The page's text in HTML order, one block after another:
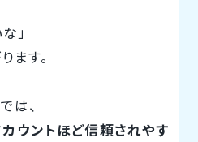
」
ます。
は、
ウントほど信頼されやす